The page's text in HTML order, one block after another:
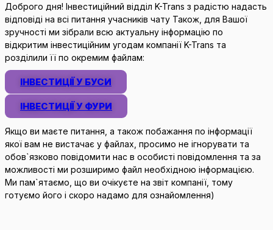
Доброго дня! Інвестиційний відділ K-Trans з радістю надасть
відповіді на всі питання учасників чату Також, для Вашої
зручності ми зібрали всю актуальну інформацію по
відкритим інвестиційним угодам компанії K-Trans та
розділили її по окремим файлам:
ІНВЕСТИЦІЇ У БУСИ
ІНВЕСТИЦІЇ У ФУРИ
Якщо ви маєте питання, а також побажання по інформації
якої вам не вистачає у файлах, просимо не ігнорувати та
обов`язково повідомити нас в особисті повідомлення та за
можливості ми розширимо файл необхідною інформацією.
Ми пам`ятаємо, що ви очікуєте на звіт компанії, тому
готуємо його і скоро надамо для ознайомлення)